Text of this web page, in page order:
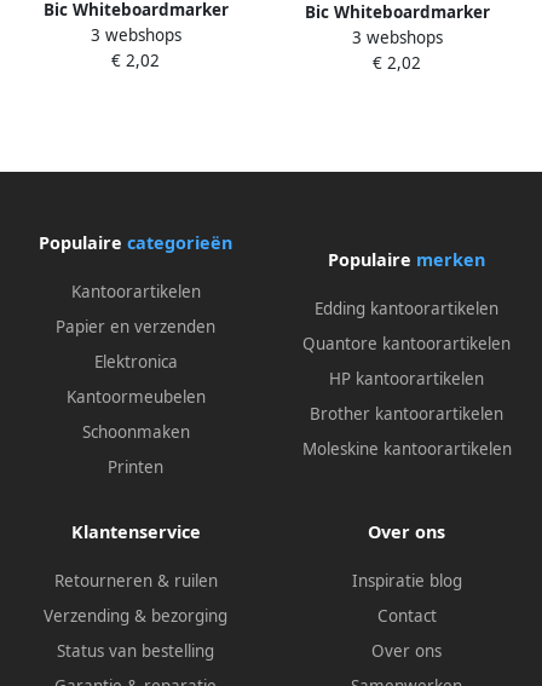
Bic Whiteboardmarker
Velleda 1711 rond large
blauw
3 webshops
€ 2,02
Bic Whiteboardmarker
Velleda 1711 rond large
zwart
3 webshops
€ 2,02
Populaire categorieën
Kantoorartikelen
Papier en verzenden
Elektronica
Kantoormeubelen
Schoonmaken
Printen
Populaire merken
Edding kantoorartikelen
Quantore kantoorartikelen
HP kantoorartikelen
Brother kantoorartikelen
Moleskine kantoorartikelen
Klantenservice
Retourneren & ruilen
Verzending & bezorging
Status van bestelling
Over ons
Inspiratie blog
Contact
Over ons